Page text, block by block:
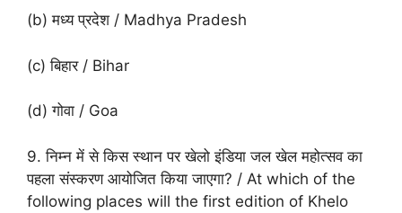
(b) मध्य प्रदेश / Madhya Pradesh
(c) बिहार / Bihar
(d) गोवा / Goa
9. निम्न में से किस स्थान पर खेलो इंडिया जल खेल महोत्सव का
पहला संस्करण आयोजित किया जाएगा? / At which of the
following places will the first edition of Khelo